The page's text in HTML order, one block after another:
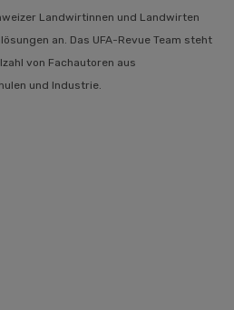
Landwirtinnen und Landwirten
an. Das UFA-Revue Team steht
von Fachautoren aus
und Industrie.